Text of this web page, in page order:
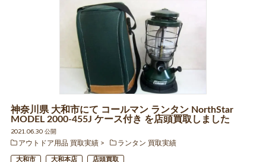
神奈川県 大和市にて コールマン ランタン NorthStar
MODEL 2000-455J ケース付き を店頭買取しました
2021.06.30 公開
アウトドア用品 買取実績
ランタン 買取実績
大和市 大和本店 店頭買取